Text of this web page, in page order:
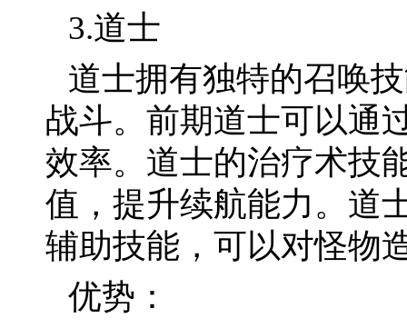
3.道士
道士拥有独特的召唤
战斗。前期道士可以通
效率。道士的治疗术技
值，提升续航能力。道
辅助技能，可以对怪物
优势：